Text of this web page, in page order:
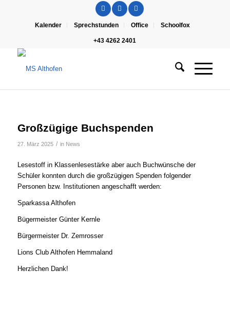
Kalender Sprechstunden Office Schoolfox
+43 4262 2401
Großzügige Buchspenden
27. März 2025 / in News
Lesestoff in Klassenlesestärke aber auch Buchwünsche der
Schüler konnten durch die großzügigen Spenden folgender
Personen bzw. Institutionen angeschafft werden:
Sparkassa Althofen
Bügermeister Günter Kernle
Bürgermeister Dr. Zemrosser
Lions Club Althofen Hemmaland
Herzlichen Dank!